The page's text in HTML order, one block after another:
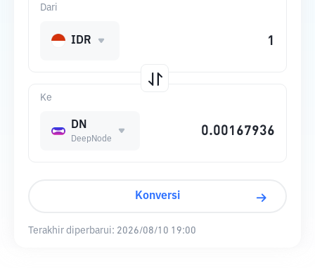
Ke
DN
DeepNode
Dari
IDR
Konversi
Terakhir diperbarui: 2026/08/10 19:00